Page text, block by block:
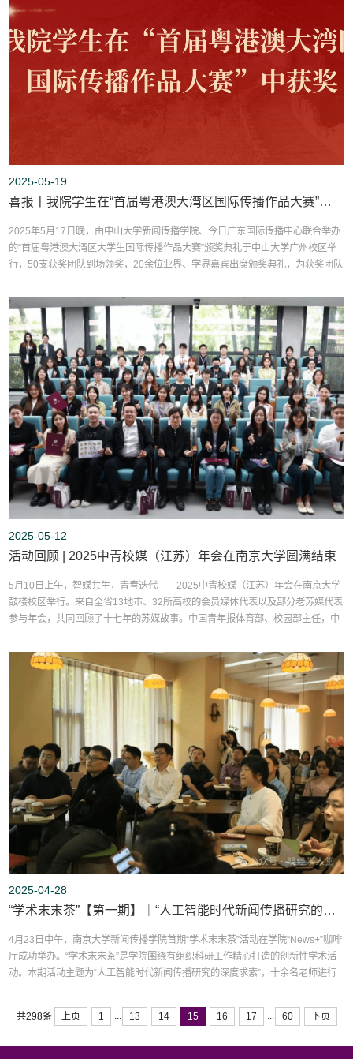
2025-05-19
喜报丨我院学生在“首届粤港澳大湾区国际传播作品大赛”中获奖两项
2025年5月17日晚，由中山大学新闻传播学院、今日广东国际传播中心联合举办
的“首届粤港澳大湾区大学生国际传播作品大赛”颁奖典礼于中山大学广州校区举
行，50支获奖团队到场领奖，20余位业界、学界嘉宾出席颁奖典礼，为获奖团队
参与，收到近250份作品投稿。经22名专业评委严格筛选和评审，最终评选出一
二三等奖共50件获奖作品，我校学生作品《人工智能如何讲述南京大屠杀？...
2025-05-12
活动回顾 | 2025中青校媒（江苏）年会在南京大学圆满结束
5月10日上午，智媒共生，青春迭代——2025中青校媒（江苏）年会在南京大学
鼓楼校区举行。来自全省13地市、32所高校的会员媒体代表以及部分老苏媒代表
参与年会，共同回顾了十七年的苏媒故事。中国青年报体育部、校园部主任，中
院党委副书记季晓敏，西交利物浦大学市场与交流办公室副主任许恬甜，南京大
学新生学院开甲书院辅导员慕宜君，以及记者代表出席会议。...
2025-04-28
“学术末末茶”【第一期】｜“人工智能时代新闻传播研究的深度求索”深研会成功举办
4月23日中午，南京大学新闻传播学院首期“学术末末茶”活动在学院“News+”咖啡
厅成功举办。“学术末末茶”是学院围绕有组织科研工作精心打造的创新性学术活
动。本期活动主题为“人工智能时代新闻传播研究的深度求索”，十余名老师进行
未来之路。学院众多师生参与了此次活动，首期活动还成功吸引了不少外院和外
校师生踊跃参加。张红军院长为此次“学术末末茶”...
共298条 上页 1 13 14 15 16 17 60 下页